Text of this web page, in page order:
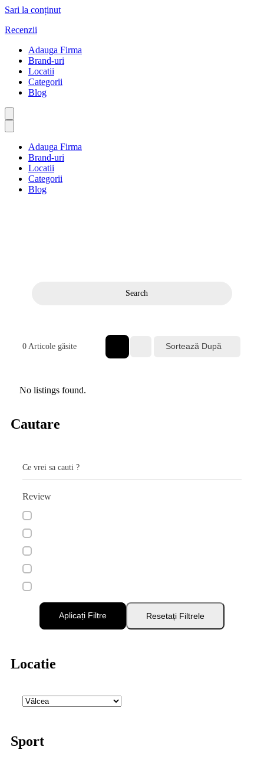
Sari la conținut
Recenzii
Adauga Firma
Brand-uri
Locatii
Categorii
Blog
Adauga Firma
Brand-uri
Locatii
Categorii
Blog
Search
0 Articole găsite Sortează După
No listings found.
Cautare
Ce vrei sa cauti ?
Review
Aplicați Filtre Resetați Filtrele
Locatie
Sport